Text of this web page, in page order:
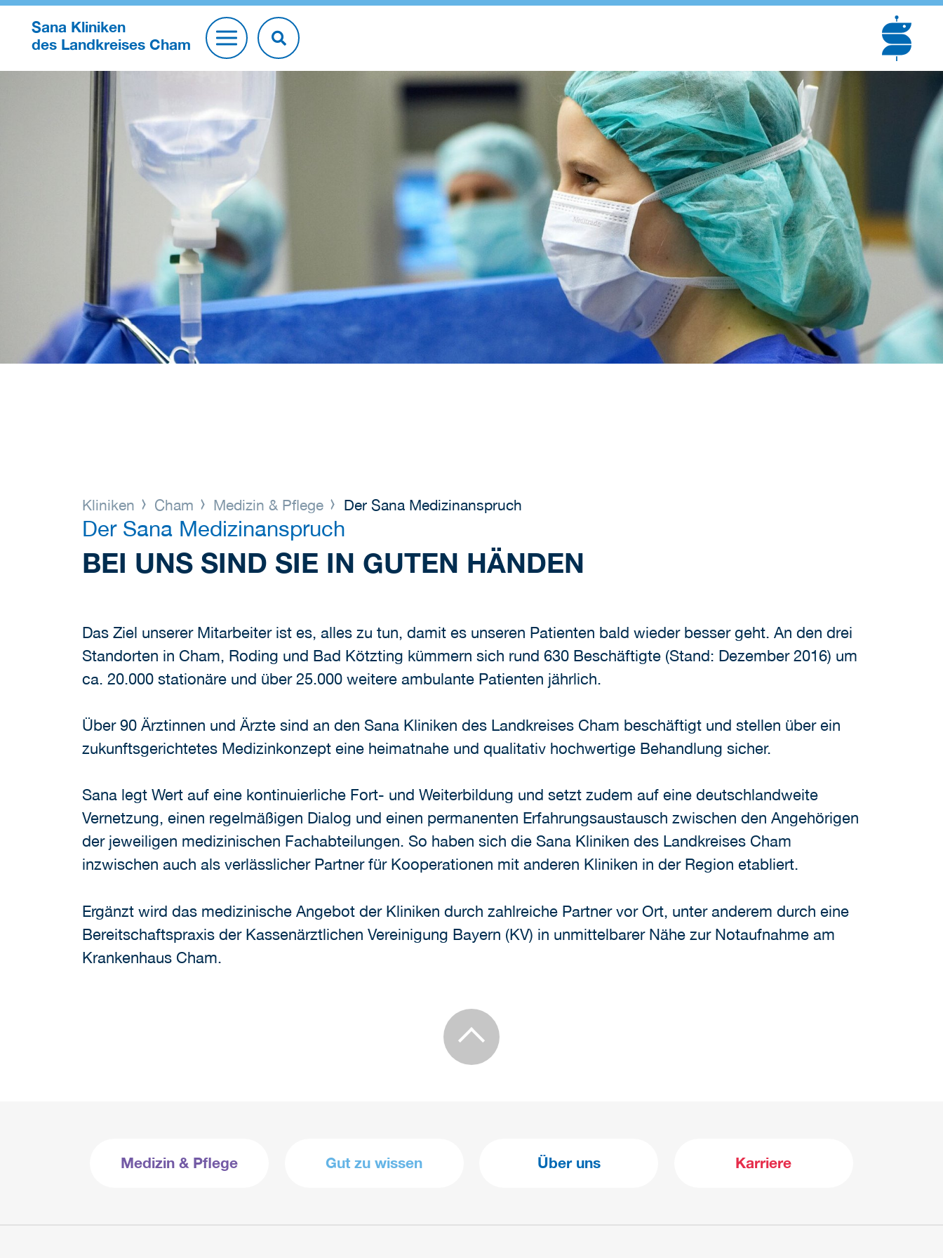
Sana Kliniken
des Landkreises Cham
Kliniken Cham Medizin & Pflege Der Sana Medizinanspruch
Der Sana Medizinanspruch
BEI UNS SIND SIE IN GUTEN HÄNDEN
Das Ziel unserer Mitarbeiter ist es, alles zu tun, damit es unseren Patienten bald wieder besser geht. An den drei
Standorten in Cham, Roding und Bad Kötzting kümmern sich rund 630 Beschäftigte (Stand: Dezember 2016) um
ca. 20.000 stationäre und über 25.000 weitere ambulante Patienten jährlich.
Über 90 Ärztinnen und Ärzte sind an den Sana Kliniken des Landkreises Cham beschäftigt und stellen über ein
zukunftsgerichtetes Medizinkonzept eine heimatnahe und qualitativ hochwertige Behandlung sicher.
Sana legt Wert auf eine kontinuierliche Fort- und Weiterbildung und setzt zudem auf eine deutschlandweite
Vernetzung, einen regelmäßigen Dialog und einen permanenten Erfahrungsaustausch zwischen den Angehörigen
der jeweiligen medizinischen Fachabteilungen. So haben sich die Sana Kliniken des Landkreises Cham
inzwischen auch als verlässlicher Partner für Kooperationen mit anderen Kliniken in der Region etabliert.
Ergänzt wird das medizinische Angebot der Kliniken durch zahlreiche Partner vor Ort, unter anderem durch eine
Bereitschaftspraxis der Kassenärztlichen Vereinigung Bayern (KV) in unmittelbarer Nähe zur Notaufnahme am
Krankenhaus Cham.
Medizin & Pflege Gut zu wissen Über uns Karriere